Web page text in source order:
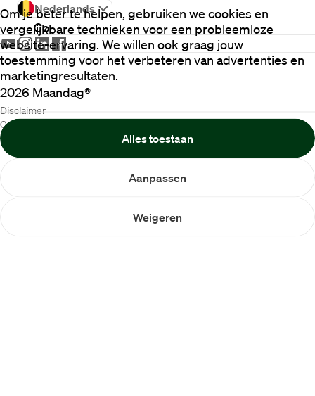
Contact
Om je beter te helpen, gebruiken we cookies en
vergelijkbare technieken voor een probleemloze
website-ervaring. We willen ook graag jouw
toestemming voor het verbeteren van advertenties en
marketingresultaten.
Weigeren
Aanpassen
Alles toestaan
Nederlands
2026 Maandag®
Disclaimer
Cookiebeleid
Privacybeleid